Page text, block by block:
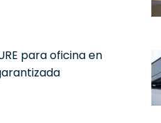
para oficina en